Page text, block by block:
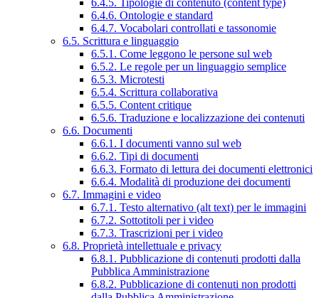
6.4.5. Tipologie di contenuto (content type)
6.4.6. Ontologie e standard
6.4.7. Vocabolari controllati e tassonomie
6.5. Scrittura e linguaggio
6.5.1. Come leggono le persone sul web
6.5.2. Le regole per un linguaggio semplice
6.5.3. Microtesti
6.5.4. Scrittura collaborativa
6.5.5. Content critique
6.5.6. Traduzione e localizzazione dei contenuti
6.6. Documenti
6.6.1. I documenti vanno sul web
6.6.2. Tipi di documenti
6.6.3. Formato di lettura dei documenti elettronici
6.6.4. Modalità di produzione dei documenti
6.7. Immagini e video
6.7.1. Testo alternativo (alt text) per le immagini
6.7.2. Sottotitoli per i video
6.7.3. Trascrizioni per i video
6.8. Proprietà intellettuale e privacy
6.8.1. Pubblicazione di contenuti prodotti dalla
Pubblica Amministrazione
6.8.2. Pubblicazione di contenuti non prodotti